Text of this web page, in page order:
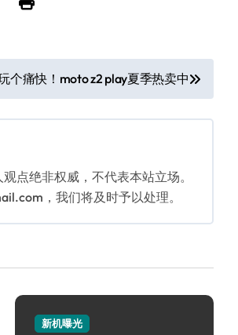
个痛快！moto z2 play夏季热卖中
点绝非权威，不代表本站立场。
，我们将及时予以处理。
新机曝光